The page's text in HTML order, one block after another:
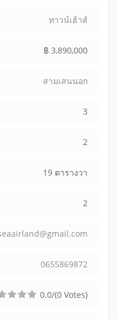
ทาวน์เฮ้าส์
฿ 3,890,000
สามเสนนอก
3
2
19 ตารางวา
2
aairland@gmail.com
0655869872
0.0/(0 Votes)